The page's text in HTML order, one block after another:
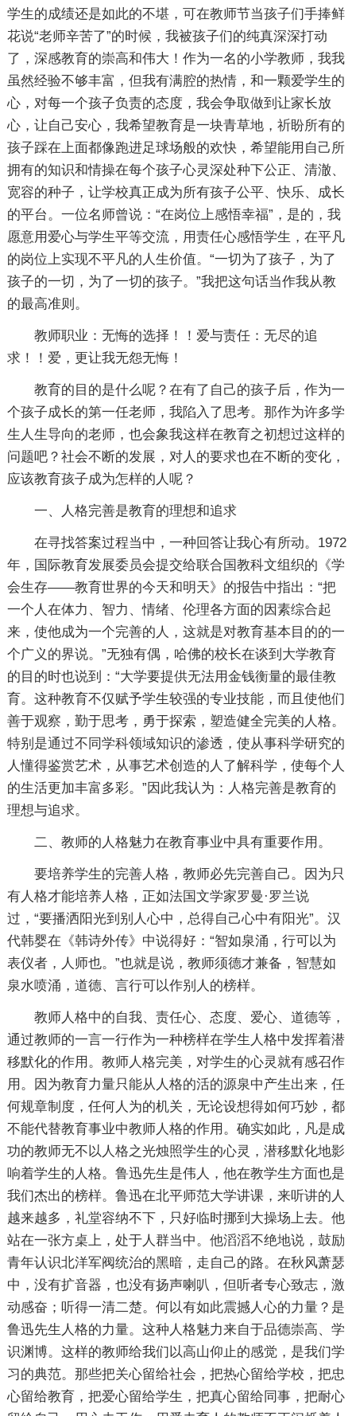
学生的成绩还是如此的不堪，可在教师节当孩子们手捧鲜
花说“老师辛苦了”的时候，我被孩子们的纯真深深打动
了，深感教育的崇高和伟大！作为一名的小学教师，我我
虽然经验不够丰富，但我有满腔的热情，和一颗爱学生的
心，对每一个孩子负责的态度，我会争取做到让家长放
心，让自己安心，我希望教育是一块青草地，祈盼所有的
孩子踩在上面都像跑进足球场般的欢快，希望能用自己所
拥有的知识和情操在每个孩子心灵深处种下公正、清澈、
宽容的种子，让学校真正成为所有孩子公平、快乐、成长
的平台。一位名师曾说：“在岗位上感悟幸福”，是的，我
愿意用爱心与学生平等交流，用责任心感悟学生，在平凡
的岗位上实现不平凡的人生价值。“一切为了孩子，为了
孩子的一切，为了一切的孩子。”我把这句话当作我从教
的最高准则。
教师职业：无悔的选择！！爱与责任：无尽的追
求！！爱，更让我无怨无悔！
教育的目的是什么呢？在有了自己的孩子后，作为一
个孩子成长的第一任老师，我陷入了思考。那作为许多学
生人生导向的老师，也会象我这样在教育之初想过这样的
问题吧？社会不断的发展，对人的要求也在不断的变化，
应该教育孩子成为怎样的人呢？
一、人格完善是教育的理想和追求
在寻找答案过程当中，一种回答让我心有所动。1972
年，国际教育发展委员会提交给联合国教科文组织的《学
会生存——教育世界的今天和明天》的报告中指出：“把
一个人在体力、智力、情绪、伦理各方面的因素综合起
来，使他成为一个完善的人，这就是对教育基本目的的一
个广义的界说。”无独有偶，哈佛的校长在谈到大学教育
的目的时也说到：“大学要提供无法用金钱衡量的最佳教
育。这种教育不仅赋予学生较强的专业技能，而且使他们
善于观察，勤于思考，勇于探索，塑造健全完美的人格。
特别是通过不同学科领域知识的渗透，使从事科学研究的
人懂得鉴赏艺术，从事艺术创造的人了解科学，使每个人
的生活更加丰富多彩。”因此我认为：人格完善是教育的
理想与追求。
二、教师的人格魅力在教育事业中具有重要作用。
要培养学生的完善人格，教师必先完善自己。因为只
有人格才能培养人格，正如法国文学家罗曼·罗兰说
过，“要播洒阳光到别人心中，总得自己心中有阳光”。汉
代韩婴在《韩诗外传》中说得好：“智如泉涌，行可以为
表仪者，人师也。”也就是说，教师须德才兼备，智慧如
泉水喷涌，道德、言行可以作别人的榜样。
教师人格中的自我、责任心、态度、爱心、道德等，
通过教师的一言一行作为一种榜样在学生人格中发挥着潜
移默化的作用。教师人格完美，对学生的心灵就有感召作
用。因为教育力量只能从人格的活的源泉中产生出来，任
何规章制度，任何人为的机关，无论设想得如何巧妙，都
不能代替教育事业中教师人格的作用。确实如此，凡是成
功的教师无不以人格之光烛照学生的心灵，潜移默化地影
响着学生的人格。鲁迅先生是伟人，他在教学生方面也是
我们杰出的榜样。鲁迅在北平师范大学讲课，来听讲的人
越来越多，礼堂容纳不下，只好临时挪到大操场上去。他
站在一张方桌上，处于人群当中。他滔滔不绝地说，鼓励
青年认识北洋军阀统治的黑暗，走自己的路。在秋风萧瑟
中，没有扩音器，也没有扬声喇叭，但听者专心致志，激
动感奋；听得一清二楚。何以有如此震撼人心的力量？是
鲁迅先生人格的力量。这种人格魅力来自于品德崇高、学
识渊博。这样的教师给我们以高山仰止的感觉，是我们学
习的典范。那些把关心留给社会，把热心留给学校，把忠
心留给教育，把爱心留给学生，把真心留给同事，把耐心